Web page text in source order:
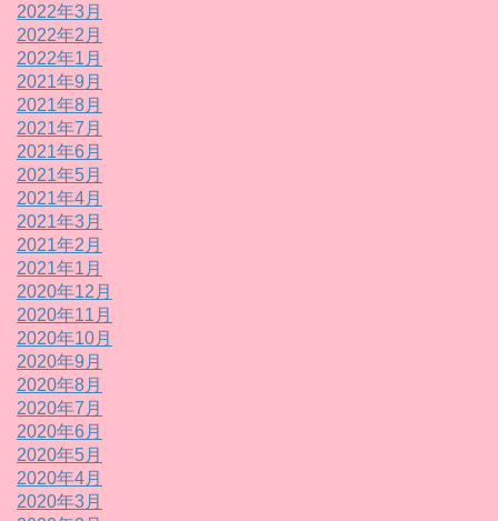
2022年3月
2022年2月
2022年1月
2021年9月
2021年8月
2021年7月
2021年6月
2021年5月
2021年4月
2021年3月
2021年2月
2021年1月
2020年12月
2020年11月
2020年10月
2020年9月
2020年8月
2020年7月
2020年6月
2020年5月
2020年4月
2020年3月